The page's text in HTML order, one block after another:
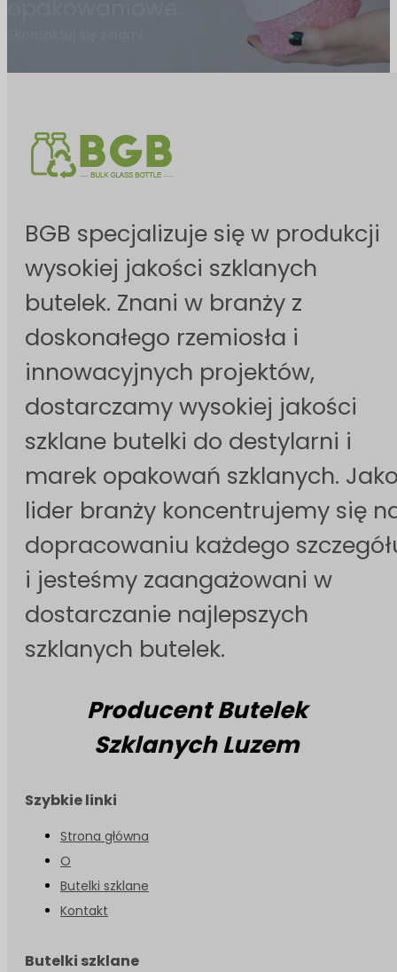
BGB specjalizuje się w produkcji
wysokiej jakości szklanych
butelek. Znani w branży z
doskonałego rzemiosła i
innowacyjnych projektów,
dostarczamy wysokiej jakości
szklane butelki do destylarni i
marek opakowań szklanych.
lider branży koncentrujemy się
dopracowaniu każdego
i jesteśmy zaangażowani w
dostarczanie najlepszych
szklanych butelek.
Producent Butelek
Szklanych Luzem
Szybkie linki
Strona główna
O
Butelki szklane
Kontakt
Butelki szklane